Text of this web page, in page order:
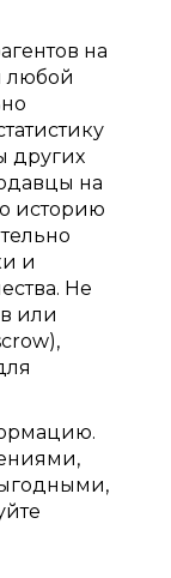
на
любой
других
на
историю
и
Не
или